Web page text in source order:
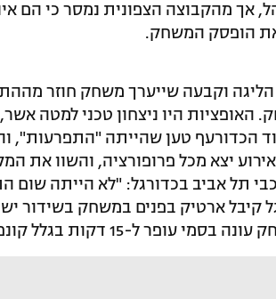
מהקבוצה הצפונית נמסר כי הם
הופסק המשחק.
וקבעה שייערך משחק חוזר
האופציות היו ניצחון טכני למטה
הכדורעף טען שהייתה "התפרעות",
יצא מכל פרופורציה, והשוו את
תל אביב בכדורגל: "לא הייתה שום
קיבל ארטיק בפנים במשחק בשידור
15 דקות בגלל קונפטי – לא פוצץ".